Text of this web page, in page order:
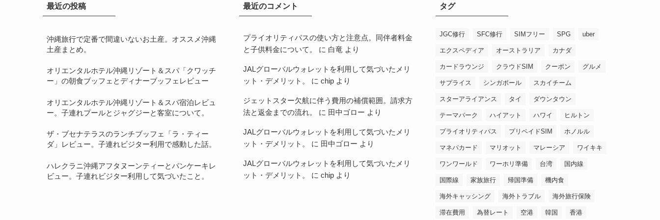
最近の投稿
沖縄旅行で定番で間違いないお土産。オススメ沖縄
土産まとめ。
オリエンタルホテル沖縄リゾート＆スパ「クワッチ
ー」の朝食ブッフェとディナーブッフェレビュー
オリエンタルホテル沖縄リゾート＆スパ宿泊レビュ
ー。子連れプールとジャグジーと客室について。
ザ・ブセナテラスのランチブッフェ「ラ・ティー
ダ」レビュー。子連れビジター利用で感動した話。
ハレクラニ沖縄アフタヌーンティーとパンケーキレ
ビュー。子連れビジター利用して気づいたこと。
最近のコメント
プライオリティパスの使い方と注意点。同伴者料金
と子供料金について。
に 白竜 より
JALグローバルウォレットを利用して気づいたメリ
ット・デメリット。
に chip より
ジェットスター欠航に伴う費用の補償範囲。請求方
法と返金までの流れ。
に 田中ゴロー より
JALグローバルウォレットを利用して気づいたメリ
ット・デメリット。
に 田中ゴロー より
JALグローバルウォレットを利用して気づいたメリ
ット・デメリット。
に chip より
タグ
JGC修行 SFC修行 SIMフリー SPG uber
エクスペディア オーストラリア カナダ
カードラウンジ クラウドSIM クーポン グルメ
サプライス シンガポール スカイチーム
スターアライアンス タイ ダウンタウン
テーマパーク ハイアット ハワイ ヒルトン
プライオリティパス プリペイドSIM ホノルル
マネパカード マリオット マレーシア ワイキキ
ワンワールド ワーホリ準備 台湾 国内線
国際線 家族旅行 帰国準備 機内食
海外キャッシング 海外トラブル 海外旅行保険
滞在費用 為替レート 空港 韓国 香港